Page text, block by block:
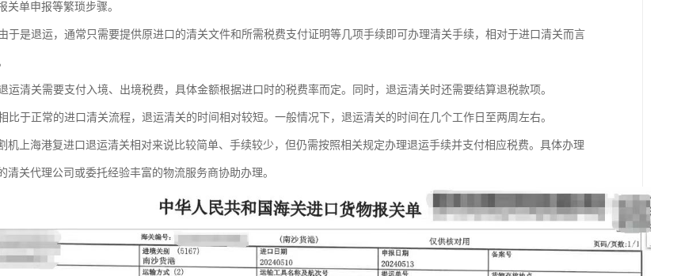
关单申报等繁琐步骤。
于是退运，通常只需要提供原进口的清关文件和所需税费支付证明等几项手续即可办理清关手续，相对于进口清关而言
运清关需要支付入境、出境税费，具体金额根据进口时的税费率而定。同时，退运清关时还需要结算退税款项。
比于正常的进口清关流程，退运清关的时间相对较短。一般情况下，退运清关的时间在几个工作日至两周左右。
机上海港复进口退运清关相对来说比较简单、手续较少，但仍需按照相关规定办理退运手续并支付相应税费。具体办理
清关代理公司或委托经验丰富的物流服务商协助办理。